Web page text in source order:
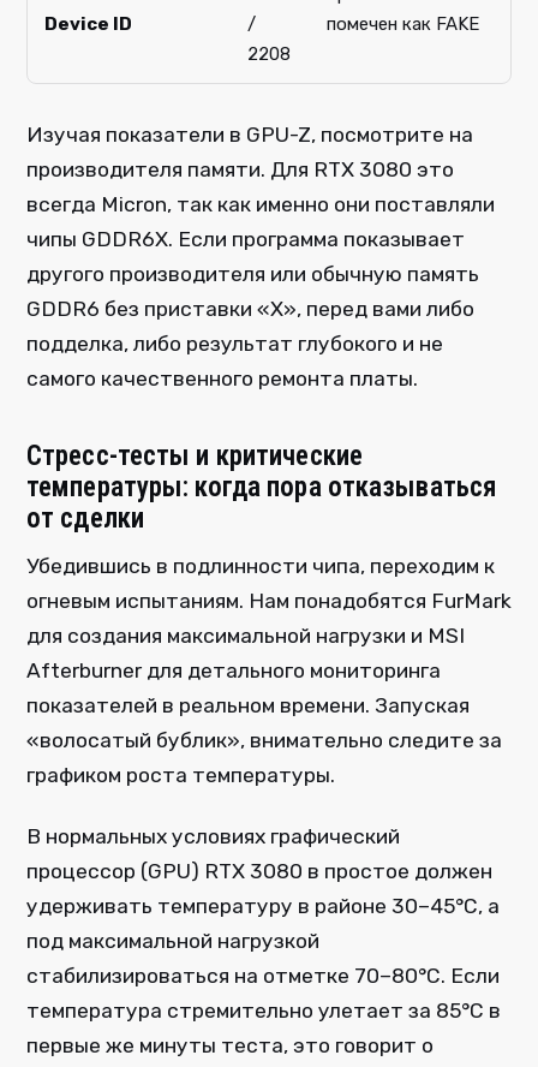
Device ID
/
2208
помечен как FAKE
Изучая показатели в GPU-Z, посмотрите на
производителя памяти. Для RTX 3080 это
всегда Micron, так как именно они поставляли
чипы GDDR6X. Если программа показывает
другого производителя или обычную память
GDDR6 без приставки «X», перед вами либо
подделка, либо результат глубокого и не
самого качественного ремонта платы.
Стресс-тесты и критические
температуры: когда пора отказываться
от сделки
Убедившись в подлинности чипа, переходим к
огневым испытаниям. Нам понадобятся FurMark
для создания максимальной нагрузки и MSI
Afterburner для детального мониторинга
показателей в реальном времени. Запуская
«волосатый бублик», внимательно следите за
графиком роста температуры.
В нормальных условиях графический
процессор (GPU) RTX 3080 в простое должен
удерживать температуру в районе 30–45°C, а
под максимальной нагрузкой
стабилизироваться на отметке 70–80°C. Если
температура стремительно улетает за 85°C в
первые же минуты теста, это говорит о